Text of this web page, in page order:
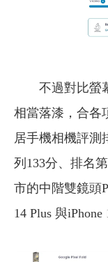
不過對比螢
相當落漆，合各
居手機相機評測
列133分、排名
市的中階雙鏡頭
14 Plus 與iPhone